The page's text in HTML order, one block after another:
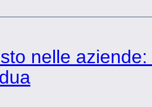
nelle